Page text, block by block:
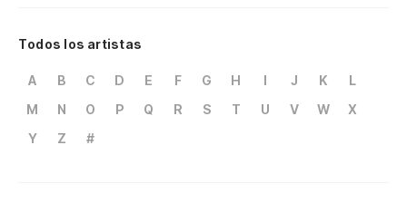
Todos los artistas
A B C D E F G H I J K
L
M
N O P Q R S T U V W
X
Y
Z #